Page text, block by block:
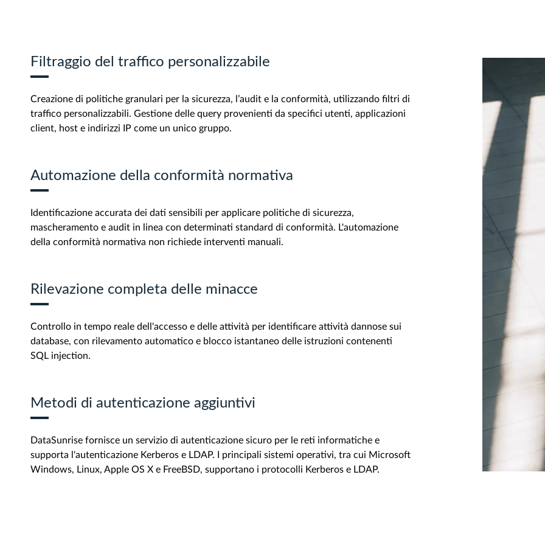
Filtraggio del traffico personalizzabile
Creazione di politiche granulari per la sicurezza, l’audit e la conformità, utilizzando filtri di
traffico personalizzabili. Gestione delle query provenienti da specifici utenti, applicazioni
client, host e indirizzi IP come un unico gruppo.
Automazione della conformità normativa
Identificazione accurata dei dati sensibili per applicare politiche di sicurezza,
mascheramento e audit in linea con determinati standard di conformità. L'automazione
della conformità normativa non richiede interventi manuali.
Rilevazione completa delle minacce
Controllo in tempo reale dell'accesso e delle attività per identificare attività dannose sui
database, con rilevamento automatico e blocco istantaneo delle istruzioni contenenti
SQL injection.
Metodi di autenticazione aggiuntivi
DataSunrise fornisce un servizio di autenticazione sicuro per le reti informatiche e
supporta l'autenticazione Kerberos e LDAP. I principali sistemi operativi, tra cui Microsoft
Windows, Linux, Apple OS X e FreeBSD, supportano i protocolli Kerberos e LDAP.